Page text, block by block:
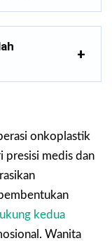
onkoplastik
presisi medis dan
kedua
Wanita